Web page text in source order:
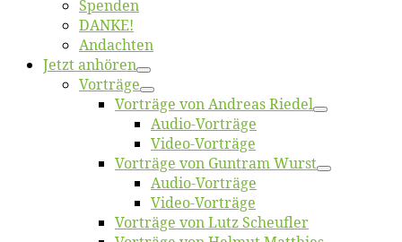
Spen­den
DANKE!
An­dach­ten
Jetzt an­hö­ren
Vor­trä­ge
Vor­trä­ge von An­dre­as Riedel
Au­dio-Vor­trä­ge
Vi­deo-Vor­trä­ge
Vor­trä­ge von Gun­tram Wurst
Au­dio-Vor­trä­ge
Vi­deo-Vor­trä­ge
Vor­trä­ge von Lutz Scheufler